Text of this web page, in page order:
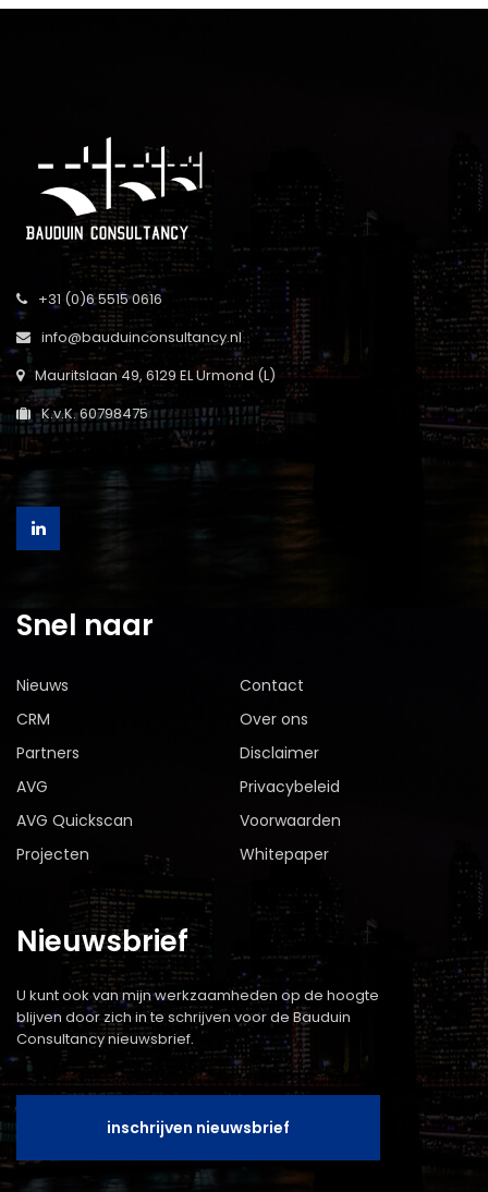
+31 (0)6 5515 0616
info@bauduinconsultancy.nl
Mauritslaan 49, 6129 EL Urmond (L)
K.v.K. 60798475
Snel naar
Nieuws
Contact
CRM
Over ons
Partners
Disclaimer
AVG
Privacybeleid
AVG Quickscan
Voorwaarden
Projecten
Whitepaper
Nieuwsbrief
U kunt ook van mijn werkzaamheden op de hoogte
blijven door zich in te schrijven voor de Bauduin
Consultancy nieuwsbrief.
inschrijven nieuwsbrief